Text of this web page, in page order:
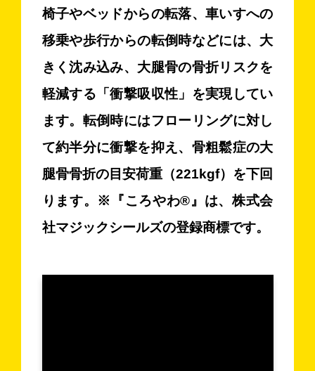
椅子やベッドからの転落、車いすへの
移乗や歩行からの転倒時などには、大
きく沈み込み、大腿骨の骨折リスクを
軽減する「衝撃吸収性」を実現してい
ます。転倒時にはフローリングに対し
て約半分に衝撃を抑え、骨粗鬆症の大
腿骨骨折の目安荷重（221kgf）を下回
ります。※『ころやわ®︎』は、株式会
社マジックシールズの登録商標です。